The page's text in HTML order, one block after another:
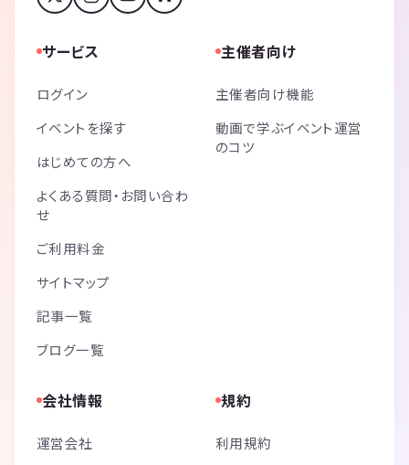
サービス
ログイン
イベントを探す
はじめての方へ
よくある質問・お問い合わ
せ
ご利用料金
サイトマップ
記事一覧
ブログ一覧
主催者向け
主催者向け機能
動画で学ぶイベント運営
のコツ
会社情報
運営会社
規約
利用規約